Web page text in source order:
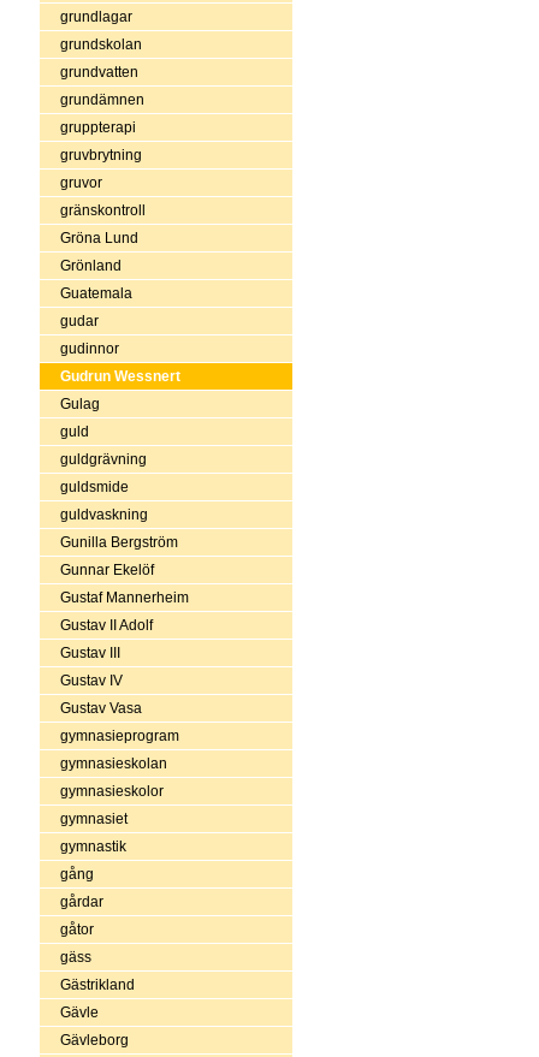
grundlagar
grundskolan
grundvatten
grundämnen
gruppterapi
gruvbrytning
gruvor
gränskontroll
Gröna Lund
Grönland
Guatemala
gudar
gudinnor
Gudrun Wessnert
Gulag
guld
guldgrävning
guldsmide
guldvaskning
Gunilla Bergström
Gunnar Ekelöf
Gustaf Mannerheim
Gustav II Adolf
Gustav III
Gustav IV
Gustav Vasa
gymnasieprogram
gymnasieskolan
gymnasieskolor
gymnasiet
gymnastik
gång
gårdar
gåtor
gäss
Gästrikland
Gävle
Gävleborg